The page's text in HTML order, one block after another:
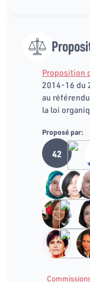
Proposition
2014-16 du
au
la loi
Proposé par:
42